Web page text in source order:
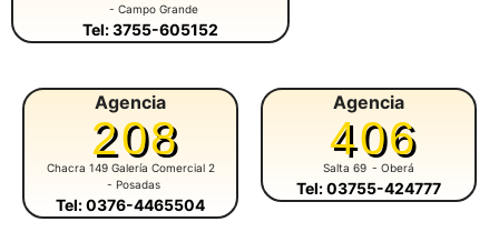
- Campo Grande
Tel: 3755-605152
Agencia
208
Chacra 149 Galería Comercial 2
- Posadas
Tel: 0376-4465504
Agencia
406
Salta 69 - Oberá
Tel: 03755-424777